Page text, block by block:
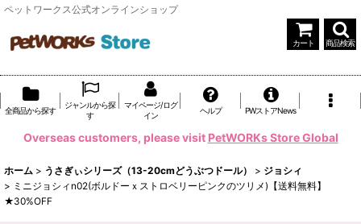
ペットワークス公式オンラインショップ
カート 商品検索
全商品から探す
ジャンルから探
す
マイページ/ログ
イン
ヘルプ PWストアNews
Overseas customers, please visit PetWORKs Store Global
ホーム > うさぎぃシリーズ（13-20cmどうぶつドール） > ジョシィ
> ミニジョシィn02(ボルドーｘストロベリーピンクのツリメ)【送料無料】
★30%OFF